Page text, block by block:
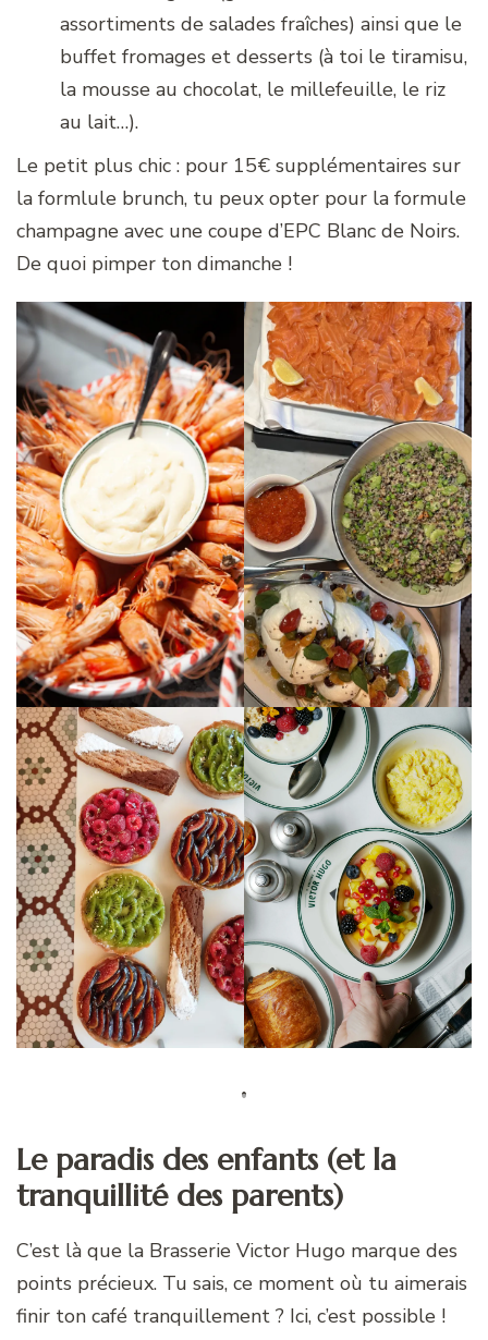
assortiments de salades fraîches) ainsi que le
buffet fromages et desserts (à toi le tiramisu,
la mousse au chocolat, le millefeuille, le riz
au lait…).
Le petit plus chic : pour 15€ supplémentaires sur
la formlule brunch, tu peux opter pour la formule
champagne avec une coupe d’EPC Blanc de Noirs.
De quoi pimper ton dimanche !
Le paradis des enfants (et la
tranquillité des parents)
C’est là que la Brasserie Victor Hugo marque des
points précieux. Tu sais, ce moment où tu aimerais
finir ton café tranquillement ? Ici, c’est possible !